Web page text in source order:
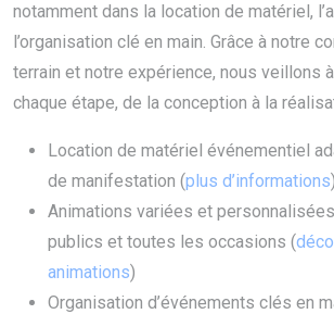
notamment dans la location de matériel,
l’organisation clé en main. Grâce à notre
terrain et notre expérience, nous veillons
chaque étape, de la conception à la
Location de matériel événementiel
de manifestation (plus d’informations)
Animations variées et
publics et toutes les occasions (
animations)
Organisation d’événements clés en